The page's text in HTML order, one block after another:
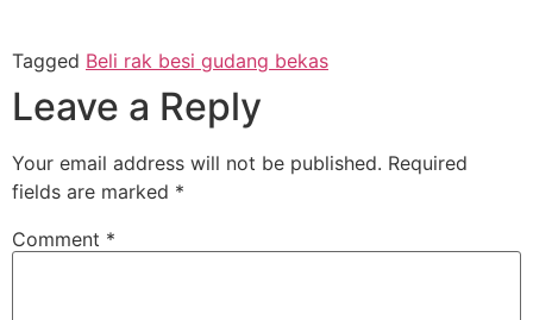
Tagged Beli rak besi gudang bekas
Leave a Reply
Your email address will not be published. Required
fields are marked *
Comment *